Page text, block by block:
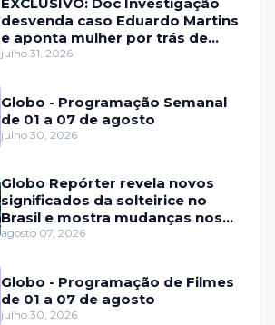
desvenda caso Eduardo Martins
e aponta mulher por trás de
fraude internacional
julho 31, 2026
Globo - Programação Semanal
de 01 a 07 de agosto
julho 30, 2026
Globo Repórter revela novos
significados da solteirice no
Brasil e mostra mudanças nos
relacionamentos
agosto 07, 2026
Globo - Programação de Filmes
de 01 a 07 de agosto
julho 30, 2026